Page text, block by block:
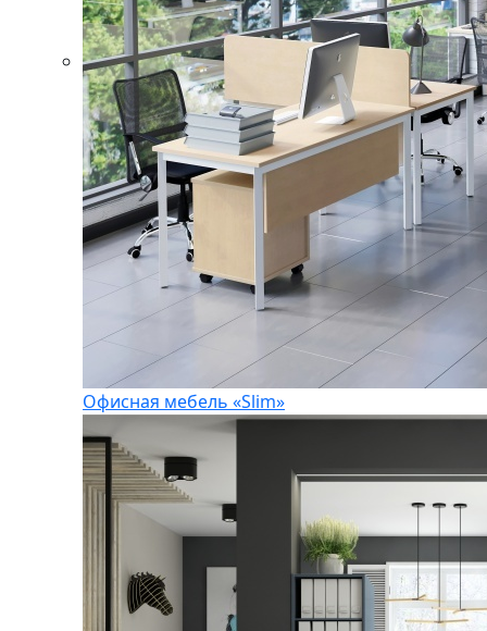
Офисная мебель «Slim»